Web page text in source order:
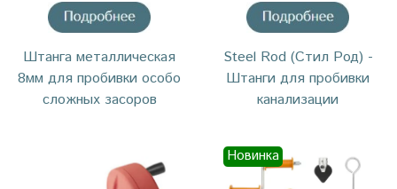
Штанга металлическая
8мм для пробивки особо
сложных засоров
Steel Rod (Стил Род) -
Штанги для пробивки
канализации
Новинка